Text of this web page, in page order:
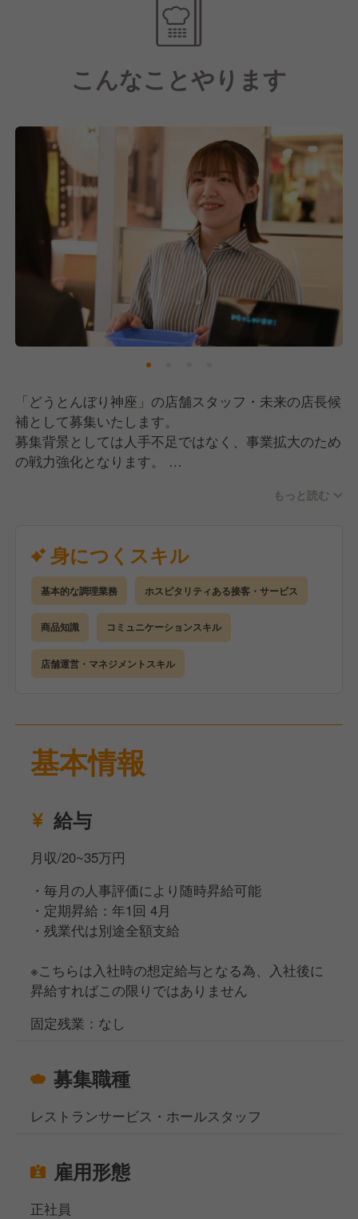
ビス力にも力を入れています！
【あなたの希望に合わせた勤務体系を選べます！】
今は多様性の時代として、少しでもそれぞれのライフ
スタイルに寄り添った働き方を選べるようにしたいと
・休日の日数(4週8休or完全週休2日or完全週休3日)
・残業の有無(有りの場合でも固定残業代無し、1分単
位で別途全額支給！)
・勤務する時間帯の指定(深夜勤務NG等)
・転居を伴う転勤の有無
選択したキャリアプランは1年に1回変更もできるので
ご安心ください。
【キャリアアップについて】
現在、どうとんぼり神座では「700店舗出店」という
目標を掲げています。
順調に出店も進めており、店長やエリアマネージャー
などのポストもどんどん増えているので、チャンスは
たくさんあります！
また、当店では「キャリアアップカルテ」というもの
を使って評価をしており、個人個人の課題に向き合っ
ので評価基準も明確になり、キャリアアップしやすい
環境です！
こんなことやります
「どうとんぼり神座」の店舗スタッフ・未来の店長候
補として募集いたします。
募集背景としては人手不足ではなく、事業拡大のため
の戦力強化となります。
お仕事内容は調理・接客業務となります。
最初の半年～1年くらいは業務を経験しながら神座の
ことを学んでいただきます。
その後は店長候補として、スタッフの教育、調理業
務、売上収支管理などの店舗運営に関する
マネジメント業務もお願いできればと思います。
まずはできることからお任せしていきますので、あな
き、キャリアアップしていきましょう！
ひご応募ください！
もっと読む
身につくスキル
基本的な調理業務 ホスピタリティある接客・サービス
商品知識 コミュニケーションスキル
店舗運営・マネジメントスキル
基本情報
給与
月収/20~35万円
・毎月の人事評価により随時昇給可能
・定期昇給：年1回 4月
・残業代は別途全額支給
※こちらは入社時の想定給与となる為、入社後に
昇給すればこの限りではありません
固定残業：なし
募集職種
レストランサービス・ホールスタッフ
雇用形態
正社員